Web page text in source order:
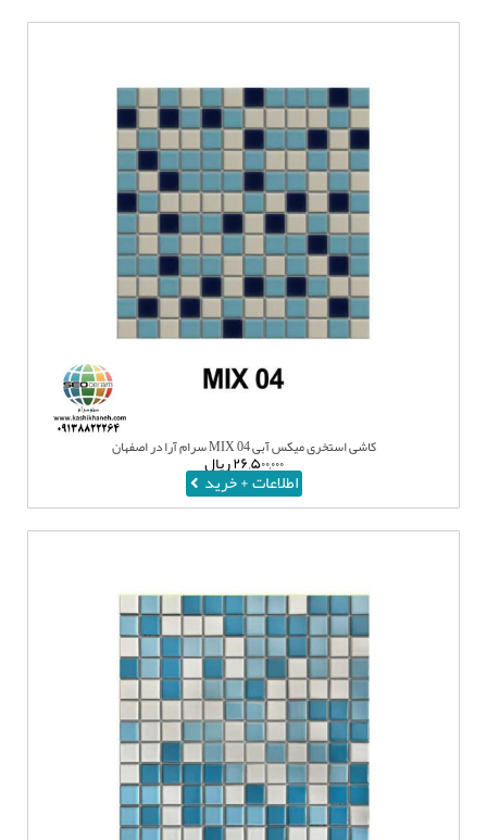
کاشی استخری میکس آبی MIX 04 سرام آرا در اصفهان
۲۶,۵۰۰,۰۰۰ریال
اطلاعات + خرید